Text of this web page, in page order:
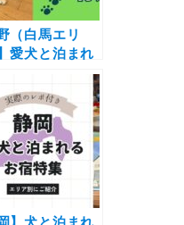
（白馬エリ
愛犬と泊まれ
選！温泉付き
ートホテルか
トフレンドリ
ンションまで
（実際のおで
ポートあり）